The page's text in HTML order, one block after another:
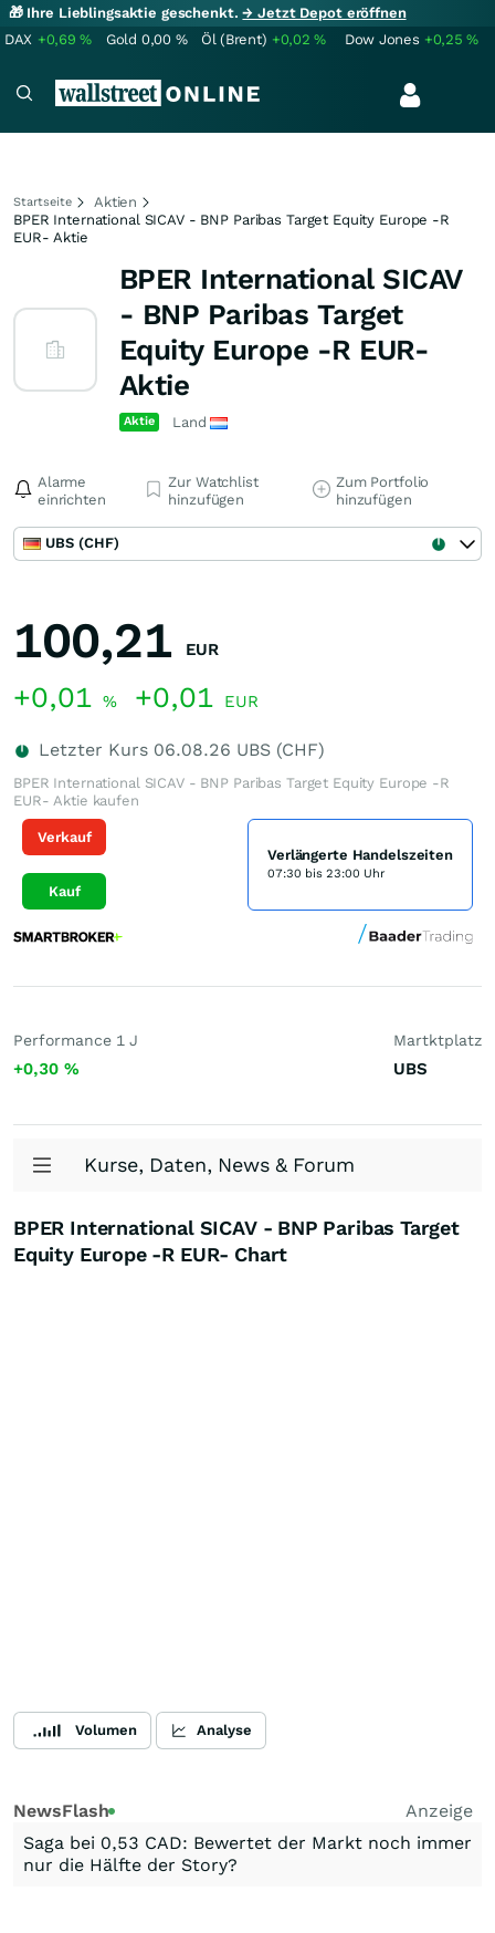
🎁 Ihre Lieblingsaktie geschenkt.→ Jetzt Depot eröffnen
DAX +0,69% Gold 0,00 % Öl (Brent) +0,02% Dow Jones +0,25%
Startseite
Aktien
BPER International SICAV - BNP Paribas Target Equity Europe -R
EUR- Aktie
BPER International SICAV
- BNP Paribas Target
Equity Europe -R EUR-
Aktie
Aktie Land
Alarme
einrichten
Zur Watchlist
hinzufügen
Zum Portfolio
hinzufügen
UBS (CHF)
100,21 EUR
+0,01 % +0,01 EUR
Letzter Kurs 06.08.26 UBS (CHF)
BPER International SICAV - BNP Paribas Target Equity Europe -R
EUR- Aktie kaufen
Verkauf
Kauf
Verlängerte Handelszeiten
07:30 bis 23:00 Uhr
Performance 1 J
+0,30 %
Martktplatz
UBS
Kurse, Daten, News & Forum
BPER International SICAV - BNP Paribas Target
Equity Europe -R EUR- Chart
Volumen Analyse
NewsFlash
Anzeige
Saga bei 0,53 CAD: Bewertet der Markt noch immer
nur die Hälfte der Story?